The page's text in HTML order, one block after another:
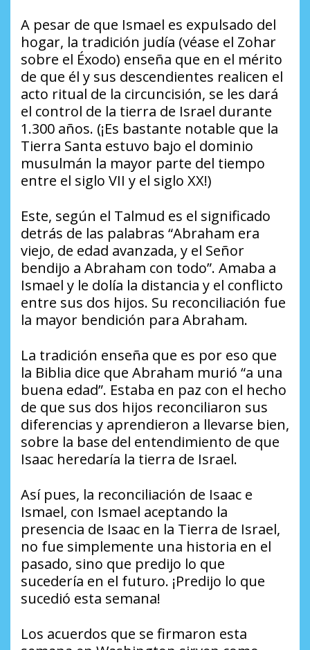
A pesar de que Ismael es expulsado del
hogar, la tradición judía (véase el Zohar
sobre el Éxodo) enseña que en el mérito
de que él y sus descendientes realicen el
acto ritual de la circuncisión, se les dará
el control de la tierra de Israel durante
1.300 años. (¡Es bastante notable que la
Tierra Santa estuvo bajo el dominio
musulmán la mayor parte del tiempo
entre el siglo VII y el siglo XX!)
Este, según el Talmud es el significado
detrás de las palabras “Abraham era
viejo, de edad avanzada, y el Señor
bendijo a Abraham con todo”. Amaba a
Ismael y le dolía la distancia y el conflicto
entre sus dos hijos. Su reconciliación fue
la mayor bendición para Abraham.
La tradición enseña que es por eso que
la Biblia dice que Abraham murió “a una
buena edad”. Estaba en paz con el hecho
de que sus dos hijos reconciliaron sus
diferencias y aprendieron a llevarse bien,
sobre la base del entendimiento de que
Isaac heredaría la tierra de Israel.
Así pues, la reconciliación de Isaac e
Ismael, con Ismael aceptando la
presencia de Isaac en la Tierra de Israel,
no fue simplemente una historia en el
pasado, sino que predijo lo que
sucedería en el futuro. ¡Predijo lo que
sucedió esta semana!
Los acuerdos que se firmaron esta